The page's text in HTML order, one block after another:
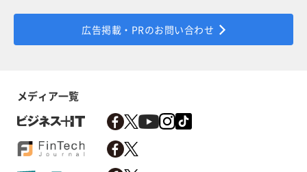
広告掲載・PRのお問い合わせ
メディア一覧